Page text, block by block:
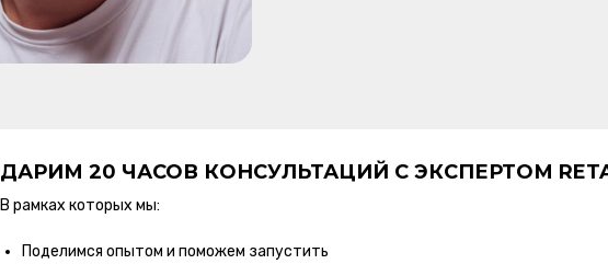
ДАРИМ 20 ЧАСОВ КОНСУЛЬТАЦИЙ С ЭКСПЕРТОМ
В рамках которых мы:
Поделимся опытом и поможем запустить